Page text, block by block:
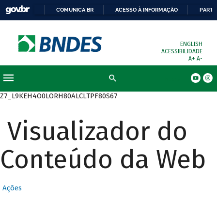
COMUNICA BR ACESSO À INFORMAÇÃO
ENGLISH
ACESSIBILIDADE
A+ A-
Z7_L9KEH4O0LORH80ALCLTPF80S67
Visualizador do
Conteúdo da Web
Ações